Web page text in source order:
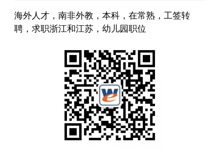
海外人才，南非外教，本科，在常熟，工签转
聘，求职浙江和江苏，幼儿园职位